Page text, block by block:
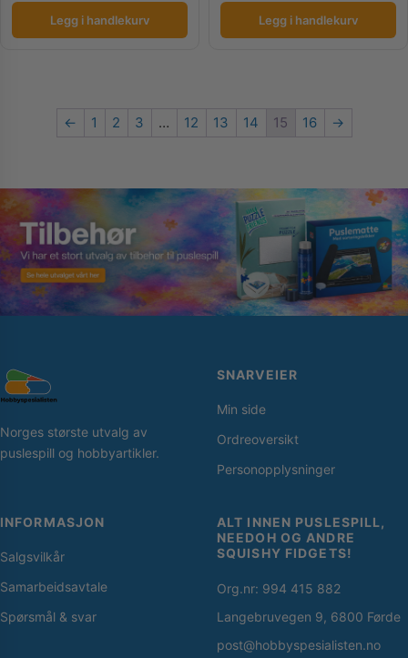
Legg i handlekurv
Legg i handlekurv
← 1 2 3 … 12 13 14 15 16 →
Norges største utvalg av
puslespill og hobbyartikler.
SNARVEIER
Min side
Ordreoversikt
Personopplysninger
INFORMASJON
Salgsvilkår
Samarbeidsavtale
Spørsmål & svar
ALT INNEN PUSLESPILL,
NEEDOH OG ANDRE
SQUISHY FIDGETS!
Org.nr: 994 415 882
Langebruvegen 9, 6800 Førde
post@hobbyspesialisten.no